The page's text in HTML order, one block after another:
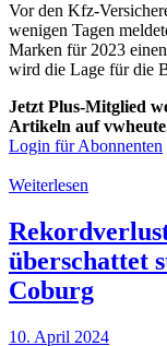
Vor den Kfz-
wenigen Tagen
Marken für 2023
wird die Lage für die
Jetzt Plus-Mitglied
Artikeln auf
Login für Abonnenten
Weiterlesen
überschattet
Coburg
10. April 2024